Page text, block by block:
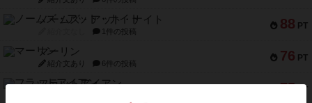
88 PT
ノームズ・アット・ナイト
1件の投稿
76 PT
マーリン
紹介文あり 6件の投稿
75 PT
フラットアイアン